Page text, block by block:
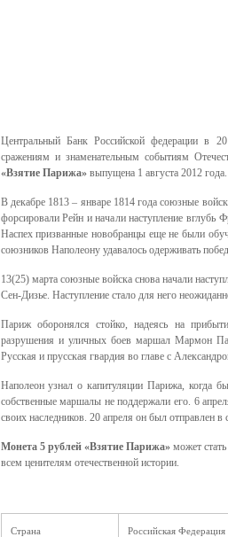
Центральный Банк Российской федерации в
сражениям и знаменательным событиям
«Взятие Парижа» выпущена 1 августа 2012 года.
В декабре 1813 – январе 1814 года союзные
форсировали Рейн и начали наступление вглубь
Наспех призванные новобранцы еще не были
союзников Наполеону удавалось одерживать
13(25) марта союзные войска снова начали
Сен-Дизье. Наступление стало для него
Париж оборонялся стойко, надеясь на
разрушения и уличных боев маршал Мармон
Русская и прусская гвардия во главе с
Наполеон узнал о капитуляции Парижа, когда
собственные маршалы не поддержали его. 6
своих наследников. 20 апреля он был отправлен
Монета 5 рублей «Взятие Парижа» может
всем ценителям отечественной истории.
Страна Российская Федерация